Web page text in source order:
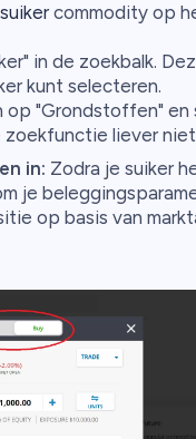
commodity op
in de zoekbalk.
kunt selecteren.
op "Grondstoffen"
zoekfunctie liever
in: Zodra je suiker
je
op basis van